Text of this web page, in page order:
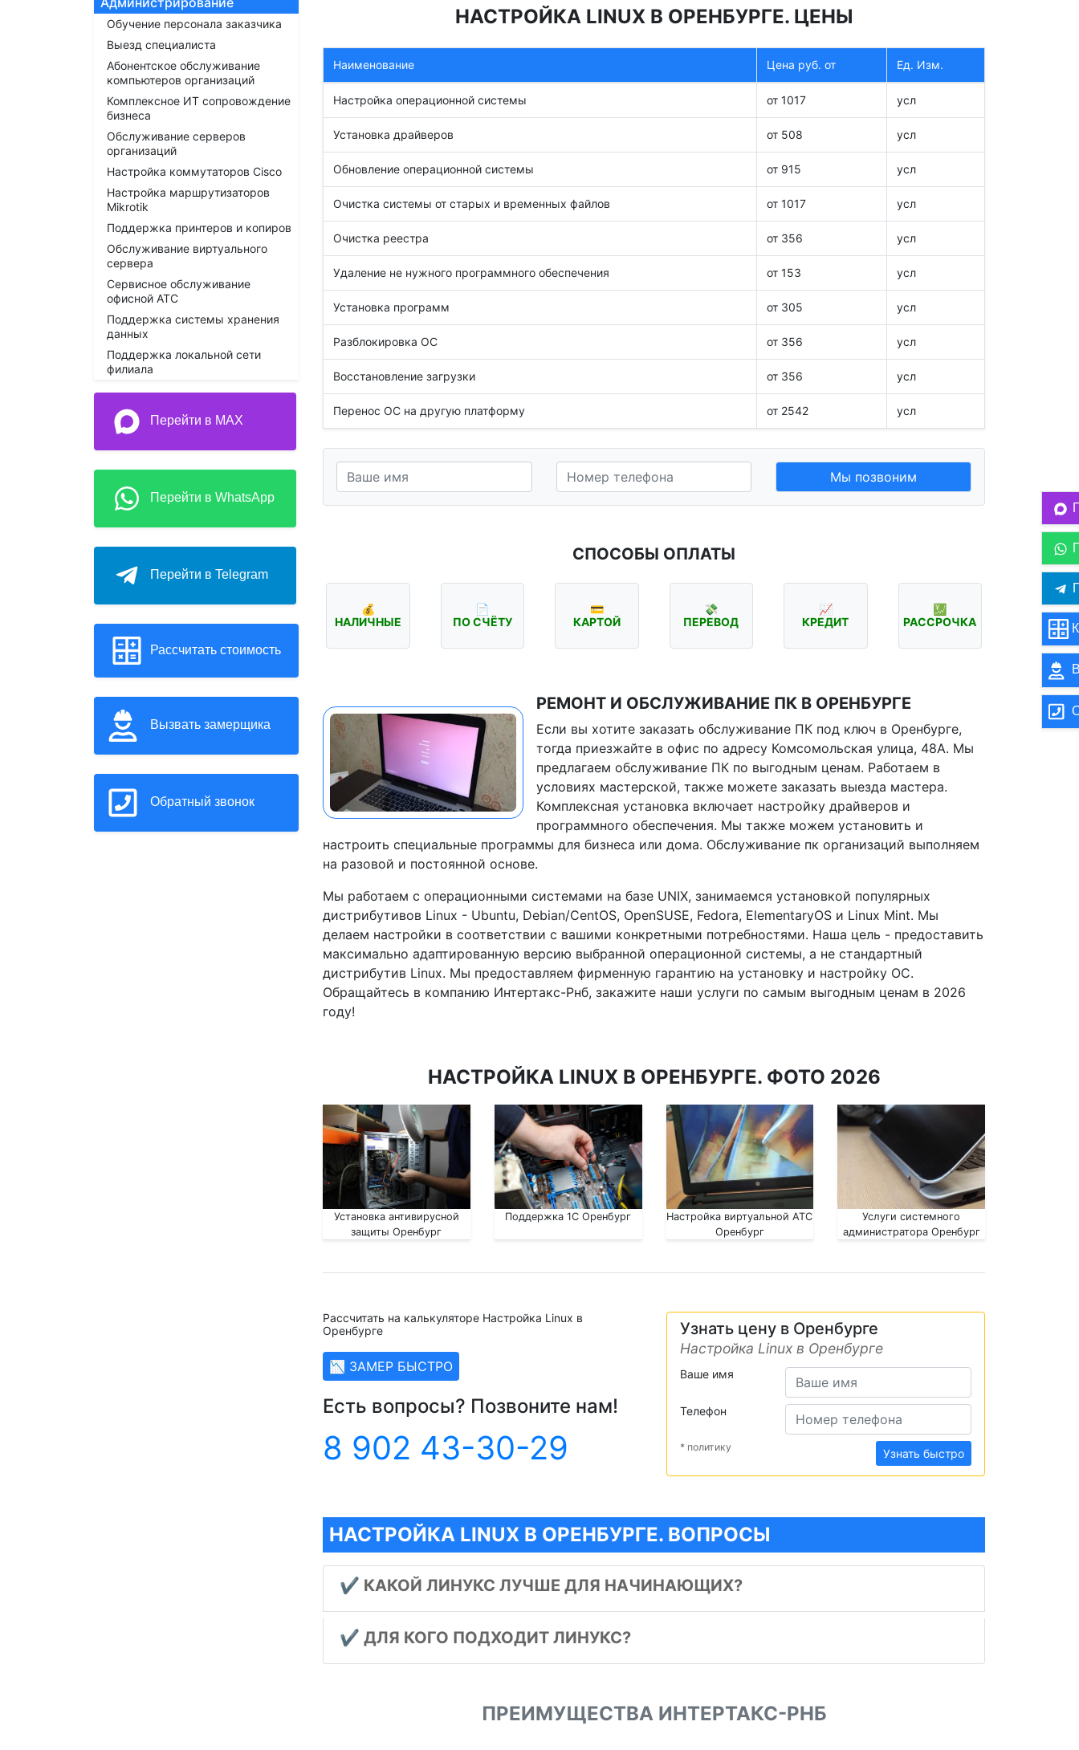
Обучение персонала заказчика
Выезд специалиста
Абонентское обслуживание
компьютеров организаций
Комплексное ИТ сопровождение
бизнеса
Обслуживание серверов
организаций
Настройка коммутаторов Cisco
Настройка маршрутизаторов
Mikrotik
Поддержка принтеров и копиров
Обслуживание виртуального
сервера
Сервисное обслуживание
офисной АТС
Поддержка системы хранения
данных
Поддержка локальной сети
филиала
Перейти в MAX
Перейти в WhatsApp
Перейти в Telegram
Рассчитать стоимость
Вызвать замерщика
Обратный звонок
НАСТРОЙКА LINUX В ОРЕНБУРГЕ. ЦЕНЫ
Наименование Цена руб. от Ед. Изм.
Настройка операционной системы от 1017 усл
Установка драйверов от 508 усл
Обновление операционной системы от 915 усл
Очистка системы от старых и временных файлов от 1017 усл
Очистка реестра от 356 усл
Удаление не нужного программного обеспечения от 153 усл
Установка программ от 305 усл
Разблокировка ОС от 356 усл
Восстановление загрузки от 356 усл
Перенос ОС на другую платформу от 2542 усл
Мы позвоним
СПОСОБЫ ОПЛАТЫ
💰
НАЛИЧНЫЕ
📄
ПО СЧЁТУ
💳
КАРТОЙ
💸
ПЕРЕВОД
📈
КРЕДИТ
💹
РАССРОЧКА
РЕМОНТ И ОБСЛУЖИВАНИЕ ПК В ОРЕНБУРГЕ
Если вы хотите заказать обслуживание ПК под ключ в Оренбурге,
тогда приезжайте в офис по адресу Комсомольская улица, 48А. Мы
предлагаем обслуживание ПК по выгодным ценам. Работаем в
условиях мастерской, также можете заказать выезда мастера.
Комплексная установка включает настройку драйверов и
программного обеспечения. Мы также можем установить и
настроить специальные программы для бизнеса или дома. Обслуживание пк организаций выполняем
на разовой и постоянной основе.
Мы работаем с операционными системами на базе UNIX, занимаемся установкой популярных
дистрибутивов Linux - Ubuntu, Debian/CentOS, OpenSUSE, Fedora, ElementaryOS и Linux Mint. Мы
делаем настройки в соответствии с вашими конкретными потребностями. Наша цель - предоставить
максимально адаптированную версию выбранной операционной системы, а не стандартный
дистрибутив Linux. Мы предоставляем фирменную гарантию на установку и настройку ОС.
Обращайтесь в компанию Интертакс-Рнб, закажите наши услуги по самым выгодным ценам в 2026
году!
НАСТРОЙКА LINUX В ОРЕНБУРГЕ. ФОТО 2026
Установка антивирусной
защиты Оренбург
Поддержка 1С Оренбург
Настройка виртуальной АТС
Оренбург
Услуги системного
администратора Оренбург
Рассчитать на калькуляторе Настройка Linux в
Оренбурге
📉 ЗАМЕР БЫСТРО
Есть вопросы? Позвоните нам!
8 902 43-30-29
Узнать цену в Оренбурге
Настройка Linux в Оренбурге
Ваше имя
Телефон
* политику Узнать быстро
НАСТРОЙКА LINUX В ОРЕНБУРГЕ. ВОПРОСЫ
✔️ КАКОЙ ЛИНУКС ЛУЧШЕ ДЛЯ НАЧИНАЮЩИХ?
✔️ ДЛЯ КОГО ПОДХОДИТ ЛИНУКС?
ПРЕИМУЩЕСТВА ИНТЕРТАКС-РНБ